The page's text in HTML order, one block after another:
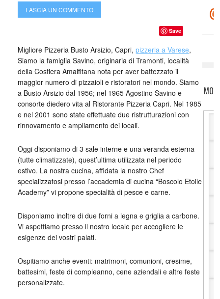
LASCIA UN COMMENTO
Save
Migliore Pizzeria Busto Arsizio, Capri, pizzeria a Varese,
Siamo la famiglia Savino, originaria di Tramonti, località
della Costiera Amalfitana nota per aver battezzato il
maggior numero di pizzaioli e ristoratori nel mondo. Siamo
a Busto Arsizio dal 1956; nel 1965 Agostino Savino e
consorte diedero vita al Ristorante Pizzeria Capri. Nel 1985
e nel 2001 sono state effettuate due ristrutturazioni con
rinnovamento e ampliamento dei locali.
Oggi disponiamo di 3 sale interne e una veranda esterna
(tutte climatizzate), quest’ultima utilizzata nel periodo
estivo. La nostra cucina, affidata la nostro Chef
specializzatosi presso l’accademia di cucina “Boscolo Etoile
Academy” vi propone specialità di pesce e carne.
Disponiamo inoltre di due forni a legna e griglia a carbone.
Vi aspettiamo presso il nostro locale per accogliere le
esigenze dei vostri palati.
Ospitiamo anche eventi: matrimoni, comunioni, cresime,
battesimi, feste di compleanno, cene aziendali e altre feste
personalizzate.